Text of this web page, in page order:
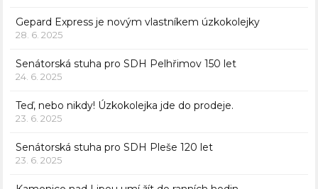
Gepard Express je novým vlastníkem úzkokolejky
28. 6. 2025
Senátorská stuha pro SDH Pelhřimov 150 let
24. 6. 2025
Teď, nebo nikdy! Úzkokolejka jde do prodeje.
23. 6. 2025
Senátorská stuha pro SDH Pleše 120 let
23. 6. 2025